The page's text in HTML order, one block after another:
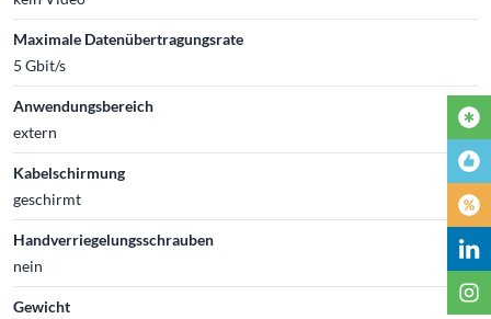
Maximale Datenübertragungsrate
5 Gbit/s
Anwendungsbereich
extern
Kabelschirmung
geschirmt
Handverriegelungsschrauben
nein
Gewicht